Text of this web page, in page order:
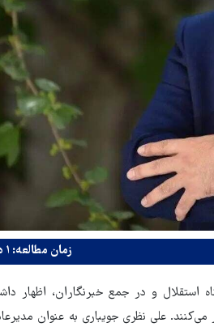
زمان مطالعه: ۱ دقیقه
استقلال و در جمع خبرنگاران، اظهار
علی نظری جویباری به عنوان